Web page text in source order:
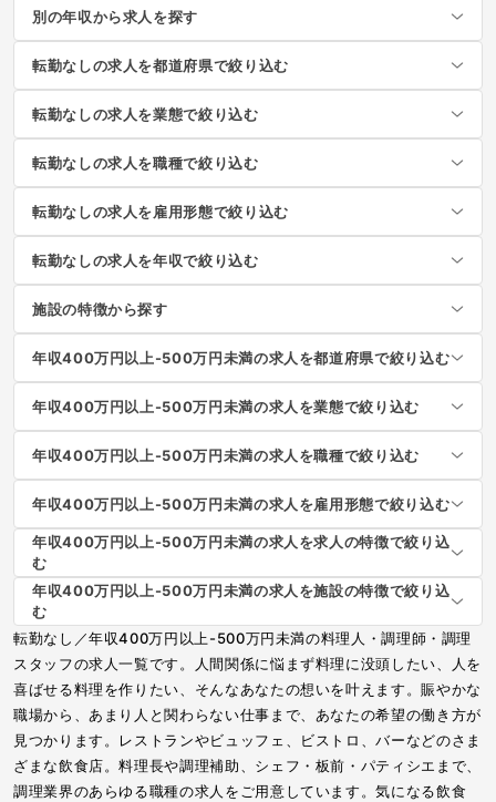
別の年収から求人を探す
転勤なしの求人を都道府県で絞り込む
転勤なしの求人を業態で絞り込む
転勤なしの求人を職種で絞り込む
転勤なしの求人を雇用形態で絞り込む
転勤なしの求人を年収で絞り込む
施設の特徴から探す
年収400万円以上-500万円未満の求人を都道府県で絞り込む
年収400万円以上-500万円未満の求人を業態で絞り込む
年収400万円以上-500万円未満の求人を職種で絞り込む
年収400万円以上-500万円未満の求人を雇用形態で絞り込む
年収400万円以上-500万円未満の求人を求人の特徴で絞り込
む
年収400万円以上-500万円未満の求人を施設の特徴で絞り込
む
転勤なし／年収400万円以上-500万円未満の料理人・調理師・調理
スタッフの求人一覧です。人間関係に悩まず料理に没頭したい、人を
喜ばせる料理を作りたい、そんなあなたの想いを叶えます。賑やかな
職場から、あまり人と関わらない仕事まで、あなたの希望の働き方が
見つかります。レストランやビュッフェ、ビストロ、バーなどのさま
ざまな飲食店。料理長や調理補助、シェフ・板前・パティシエまで、
調理業界のあらゆる職種の求人をご用意しています。気になる飲食